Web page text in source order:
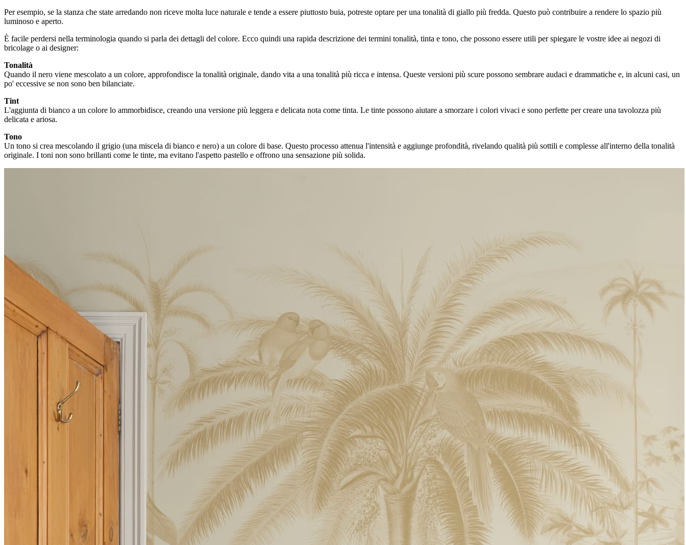
Per esempio, se la stanza che state arredando non riceve molta luce naturale e tende a essere piuttosto buia, potreste optare per una tonalità di giallo più fredda. Questo può contribuire a rendere lo spazio più
luminoso e aperto.
È facile perdersi nella terminologia quando si parla dei dettagli del colore. Ecco quindi una rapida descrizione dei termini tonalità, tinta e tono, che possono essere utili per spiegare le vostre idee ai negozi di
bricolage o ai designer:
Tonalità
Quando il nero viene mescolato a un colore, approfondisce la tonalità originale, dando vita a una tonalità più ricca e intensa. Queste versioni più scure possono sembrare audaci e drammatiche e, in alcuni casi, un
po' eccessive se non sono ben bilanciate.
Tint
L'aggiunta di bianco a un colore lo ammorbidisce, creando una versione più leggera e delicata nota come tinta. Le tinte possono aiutare a smorzare i colori vivaci e sono perfette per creare una tavolozza più
delicata e ariosa.
Tono
Un tono si crea mescolando il grigio (una miscela di bianco e nero) a un colore di base. Questo processo attenua l'intensità e aggiunge profondità, rivelando qualità più sottili e complesse all'interno della tonalità
originale. I toni non sono brillanti come le tinte, ma evitano l'aspetto pastello e offrono una sensazione più solida.